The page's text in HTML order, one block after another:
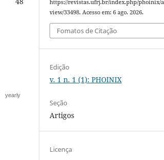
yearly
https://revistas.ufrj.br/index.php/phoinix/
view/33498. Acesso em: 6 ago. 2026.
Fomatos de Citação
Edição
v. 1 n. 1 (1): PHOINIX
Seção
Artigos
Licença